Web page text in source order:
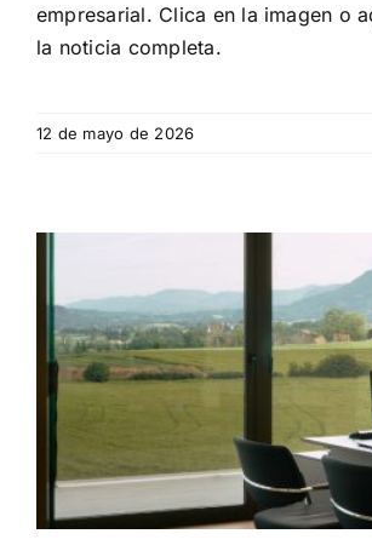
empresarial. Clica en la imagen o
la noticia completa.
12 de mayo de 2026